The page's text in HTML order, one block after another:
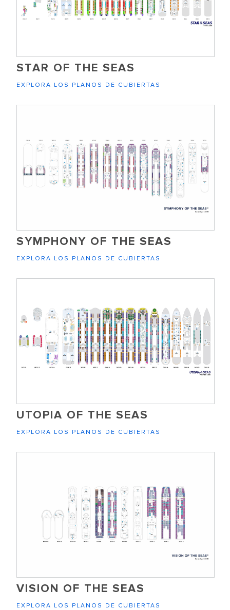
STAR OF THE SEAS
EXPLORA LOS PLANOS DE CUBIERTAS
SYMPHONY OF THE SEAS
EXPLORA LOS PLANOS DE CUBIERTAS
UTOPIA OF THE SEAS
EXPLORA LOS PLANOS DE CUBIERTAS
VISION OF THE SEAS
EXPLORA LOS PLANOS DE CUBIERTAS